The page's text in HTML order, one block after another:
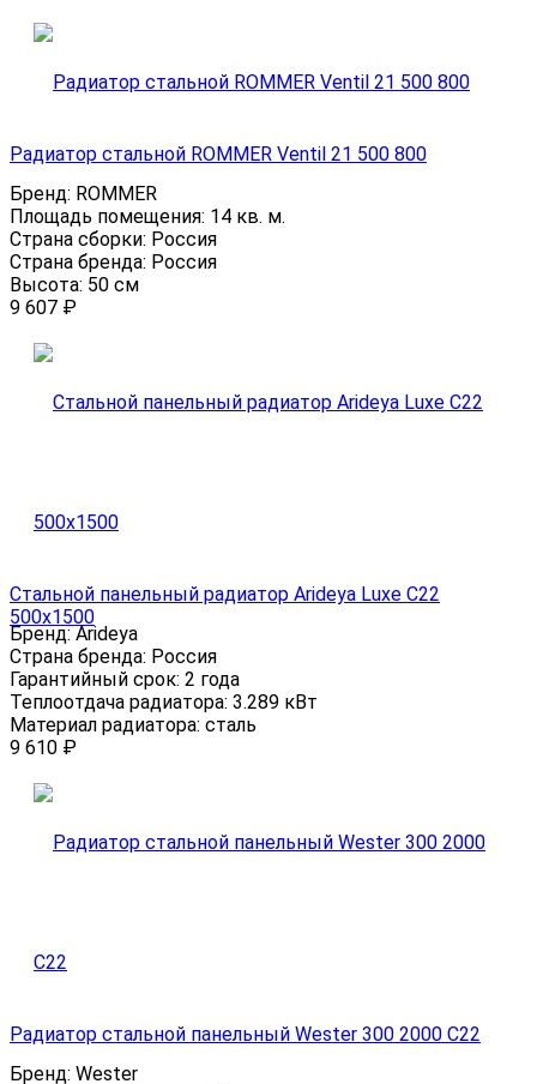
Радиатор стальной ROMMER Ventil 21 500 800
Бренд: ROMMER
Площадь помещения: 14 кв. м.
Страна сборки: Россия
Страна бренда: Россия
Высота: 50 см
9 607 ₽
Стальной панельный радиатор Arideya Luxe С22
500x1500
Бренд:Arideya
Страна бренда: Россия
Гарантийный срок: 2 года
Теплоотдача радиатора: 3.289 кВт
Материал радиатора: сталь
9 610 ₽
Радиатор стальной панельный Wester 300 2000 C22
Бренд: Wester